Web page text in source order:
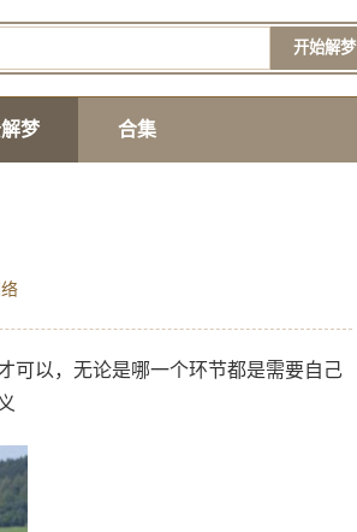
开始解梦
梦 合集
可以，无论是哪一个环节都是需要自己